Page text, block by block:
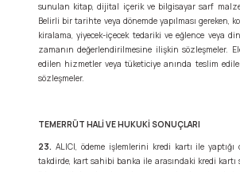
sunulan kitap, dijital içerik ve bilgisayar sarf
Belirli bir tarihte veya dönemde yapılması gereken,
kiralama, yiyecek-içecek tedariki ve eğlence veya
zamanın değerlendirilmesine ilişkin sözleşmeler.
edilen hizmetler veya tüketiciye anında teslim
sözleşmeler.
TEMERRÜT HALİ VE HUKUKİ SONUÇLARI
23. ALICI, ödeme işlemlerini kredi kartı ile
takdirde, kart sahibi banka ile arasındaki kredi kartı